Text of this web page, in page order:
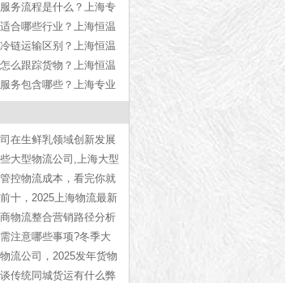
巧【今日更新】
务流程是什么？上海专
步骤【全网推荐】
合哪些行业？上海恒温
绍【今日更新】
链运输区别？上海恒温
解析【全网更新】
么跟踪货物？上海恒温
式【全网更新】
务包含哪些？上海专业
目介绍【今日更新】
在生鲜乳领域创新发展
大型物流公司,上海大型
全网更新」
控物流成本，看完你就
新]十，2025上海物流最新
] 物流整合营销路径分析
注意哪些事项?冬季大
项须知
流公司，2025发年货物
新推荐]
传统同城货运有什么弊